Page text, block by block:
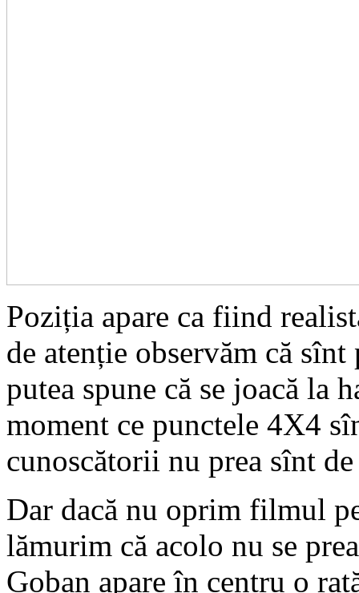
Poziția apare ca fiind
de atenție observăm că
putea spune că se joacă la
moment ce punctele 4X4
cunoscătorii nu prea sînt
Dar dacă nu oprim filmul
lămurim că acolo nu se
Goban apare în centru o